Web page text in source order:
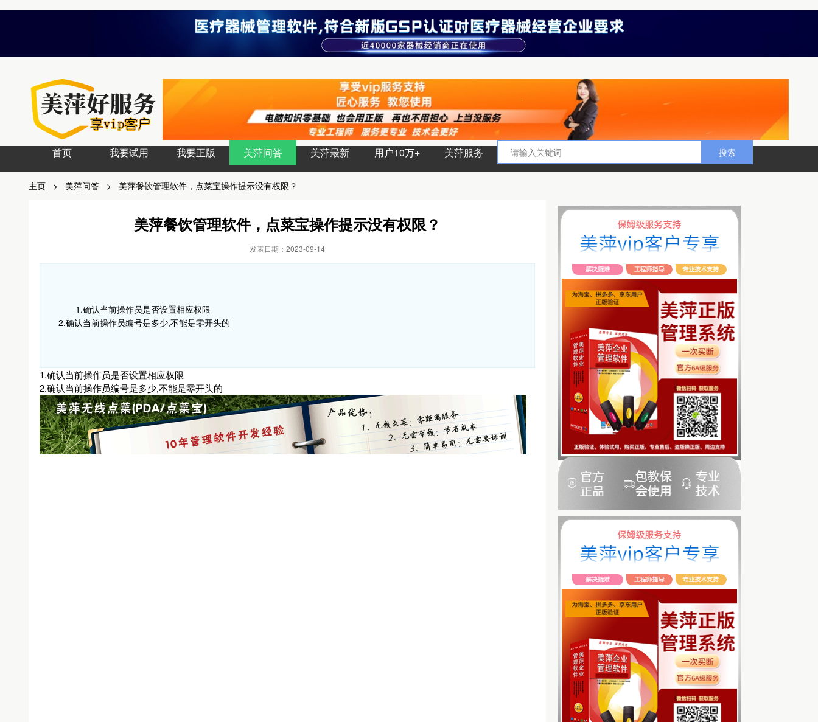
首页 我要试用 我要正版 美萍问答 美萍最新 用户10万+ 美萍服务
主页 > 美萍问答 > 美萍餐饮管理软件，点菜宝操作提示没有权限？
美萍餐饮管理软件，点菜宝操作提示没有权限？
发表日期：2023-09-14
1.确认当前操作员是否设置相应权限
2.确认当前操作员编号是多少,不能是零开头的
1.确认当前操作员是否设置相应权限
2.确认当前操作员编号是多少,不能是零开头的